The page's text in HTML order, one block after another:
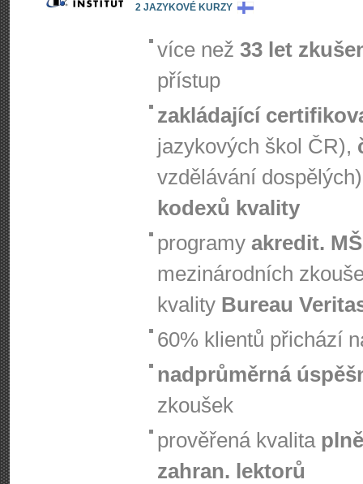
2 JAZYKOVÉ KURZY
více než 33 let
přístup
zakládající
jazykových škol ČR),
vzdělávání
kodexů kvality
programy akredit.
mezinárodních
kvality Bureau
60% klientů přichází
nadprůměrná
zkoušek
prověřená kvalita
zahran. lektorů